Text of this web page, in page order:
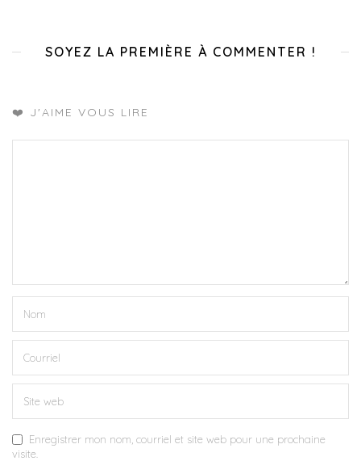
SOYEZ LA PREMIÈRE À COMMENTER !
❤️ J'AIME VOUS LIRE
Enregistrer mon nom, courriel et site web pour une prochaine
visite.